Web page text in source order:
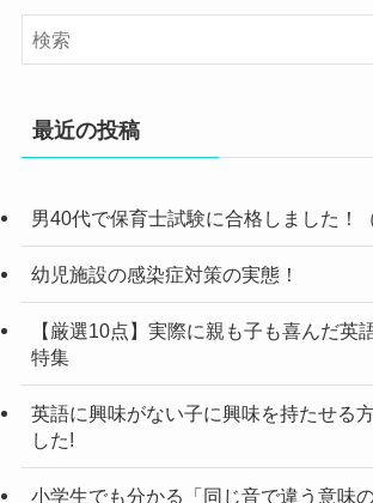
最近の投稿
男40代で保育士試験に合格しました！
幼児施設の感染症対策の実態！
【厳選10点】実際に親も子も喜んだ英
特集
英語に興味がない子に興味を持たせる
した!
小学生でも分かる「同じ音で違う意味